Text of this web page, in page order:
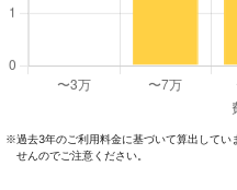
※過去3年のご利⽤料⾦に基づいて算出して
せんのでご注意ください。